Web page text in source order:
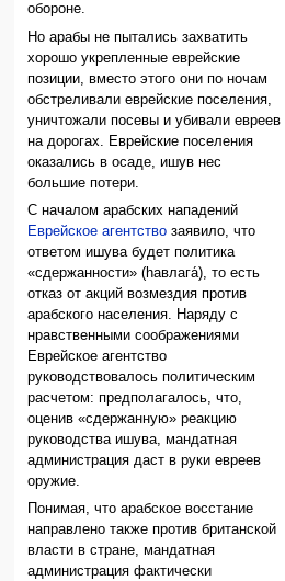
обороне.
Но арабы не пытались захватить
хорошо укрепленные еврейские
позиции, вместо этого они по ночам
обстреливали еврейские поселения,
уничтожали посевы и убивали евреев
на дорогах. Еврейские поселения
оказались в осаде, ишув нес
большие потери.
С началом арабских нападений
Еврейское агентство заявило, что
ответом ишува будет политика
«сдержанности» (hавлага́), то есть
отказ от акций возмездия против
арабского населения. Наряду с
нравственными соображениями
Еврейское агентство
руководствовалось политическим
расчетом: предполагалось, что,
оценив «сдержанную» реакцию
руководства ишува, мандатная
администрация даст в руки евреев
оружие.
Понимая, что арабское восстание
направлено также против британской
власти в стране, мандатная
администрация фактически